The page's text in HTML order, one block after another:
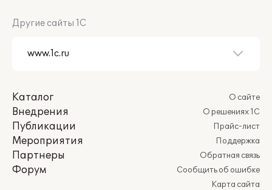
Другие сайты 1С
Каталог
Внедрения
Публикации
Мероприятия
Партнеры
Форум
О сайте
О решениях 1С
Прайс-лист
Поддержка
Обратная связь
Сообщить об ошибке
Карта сайта